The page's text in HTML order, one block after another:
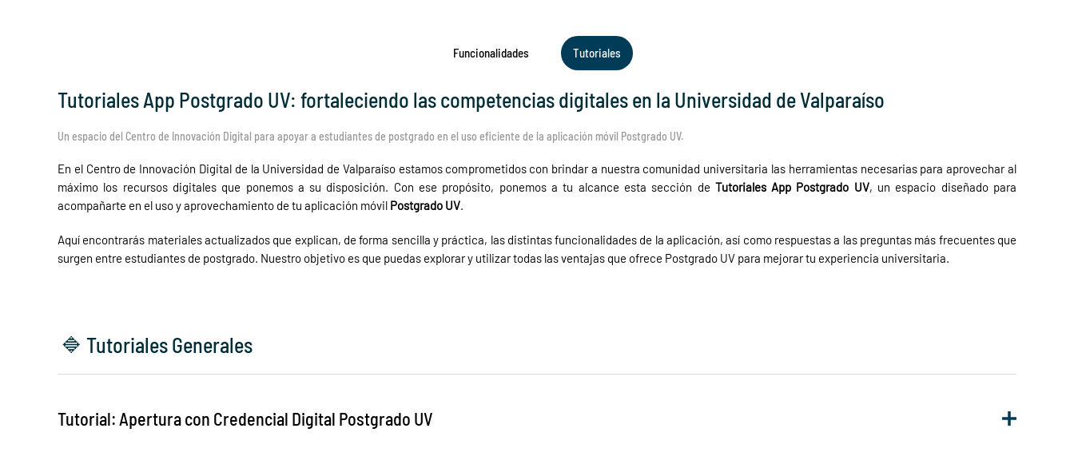
Funcionalidades Tutoriales
Tutoriales App Postgrado UV: fortaleciendo las competencias digitales en la Universidad de Valparaíso
Un espacio del Centro de Innovación Digital para apoyar a estudiantes de postgrado en el uso eficiente de la aplicación móvil Postgrado UV.
En el Centro de Innovación Digital de la Universidad de Valparaíso estamos comprometidos con brindar a nuestra comunidad universitaria las herramientas necesarias para aprovechar al
máximo los recursos digitales que ponemos a su disposición. Con ese propósito, ponemos a tu alcance esta sección de Tutoriales App Postgrado UV, un espacio diseñado para
acompañarte en el uso y aprovechamiento de tu aplicación móvil Postgrado UV.
Aquí encontrarás materiales actualizados que explican, de forma sencilla y práctica, las distintas funcionalidades de la aplicación, así como respuestas a las preguntas más frecuentes que
surgen entre estudiantes de postgrado. Nuestro objetivo es que puedas explorar y utilizar todas las ventajas que ofrece Postgrado UV para mejorar tu experiencia universitaria.
🔷 Tutoriales Generales
Tutorial: Apertura con Credencial Digital Postgrado UV